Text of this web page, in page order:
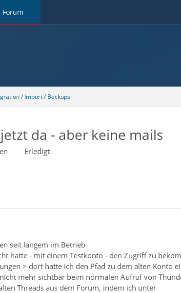
Forum
/ Import / Backups
da - aber keine mails
Erledigt
seit langem im Betrieb
hatte - mit einem Testkonto - den Zugriff zu
> dort hatte ich den Pfad zu dem alten Konto
mehr sichtbar beim normalen Aufruf von
Threads aus dem Forum, indem ich unter